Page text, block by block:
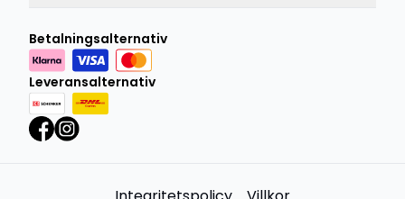
Betalningsalternativ
Leveransalternativ